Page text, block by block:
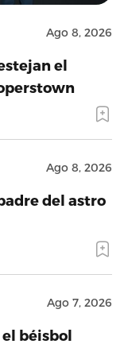
Ago 8, 2026
el
Ago 8, 2026
del astro
Ago 7, 2026
béisbol